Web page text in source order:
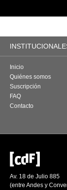
Inicio
Quiénes somos
Suscripción
FAQ
Contacto
Av. 18 de Julio 885
(entre Andes y